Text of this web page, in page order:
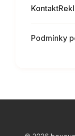
Kontakt
Podmínky